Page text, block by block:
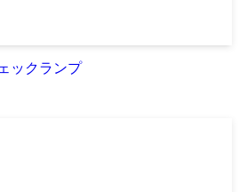
ックランプ